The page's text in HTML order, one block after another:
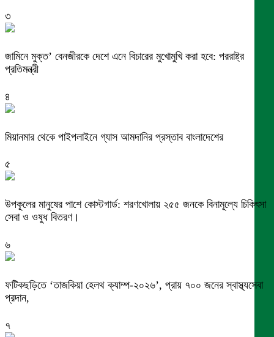
৩
জামিনে মুক্ত’ বেনজীরকে দেশে এনে বিচারের মুখোমুখি করা হবে: পররাষ্ট্র
প্রতিমন্ত্রী
৪
মিয়ানমার থেকে পাইপলাইনে গ্যাস আমদানির প্রস্তাব বাংলাদেশের
৫
উপকূলের মানুষের পাশে কোস্টগার্ড: শরণখোলায় ২৫৫ জনকে বিনামূল্যে চিকিৎসা
সেবা ও ওষুধ বিতরণ।
৬
ফটিকছড়িতে ‘তাজকিয়া হেলথ ক্যাম্প-২০২৬’, প্রায় ৭০০ জনের স্বাস্থ্যসেবা
প্রদান,
৭